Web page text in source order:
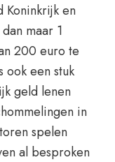
Koninkrijk en
maar 1
200 euro te
een stuk
geld lenen
in
spelen
al besproken